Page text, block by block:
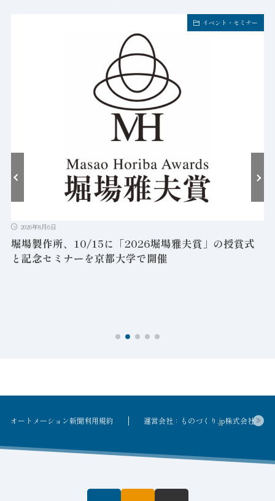
2026堀場雅夫賞」の授賞式
学で開催
2026年8月6日
富士電機、軽量化と耐久
オートメーション新聞利用規約 運営会社：ものづくり.jp株式会社